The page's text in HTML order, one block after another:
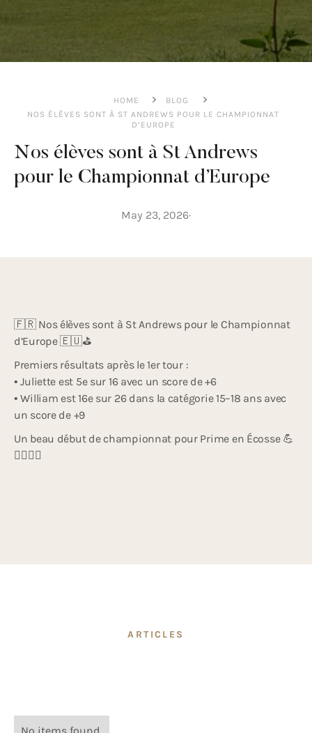
HOME
BLOG
NOS ÉLÈVES SONT À ST ANDREWS POUR LE CHAMPIONNAT
D’EUROPE
Nos élèves sont à St Andrews
pour le Championnat d’Europe
May 23, 2026
🇫🇷 Nos élèves sont à St Andrews pour le Championnat
d’Europe 🇪🇺⛳️
Premiers résultats après le 1er tour :
• Juliette est 5e sur 16 avec un score de +6
• William est 16e sur 26 dans la catégorie 15–18 ans avec
un score de +9
Un beau début de championnat pour Prime en Écosse 💪
🏌️‍♀️🏌️‍♂️
ARTICLES